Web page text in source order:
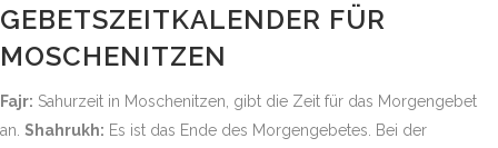
GEBETSZEITKALENDER FÜR
MOSCHENITZEN
Fajr: Sahurzeit in Moschenitzen, gibt die Zeit für das Morgengebet
an. Shahrukh: Es ist das Ende des Morgengebetes. Bei der